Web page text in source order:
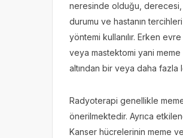
neresinde olduğu, derecesi,
durumu ve hastanın
yöntemi kullanılır. Erken
veya mastektomi yani meme
altından bir veya daha fazla
Radyoterapi genellikle
önerilmektedir. Ayrıca
Kanser hücrelerinin meme